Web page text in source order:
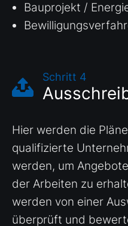
Bauprojekt /
Schritt 4
Hier werden die
qualifizierte
werden, um
der Arbeiten zu
werden von einer
überprüft und